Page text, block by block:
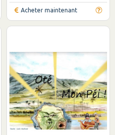
Acheter maintenant